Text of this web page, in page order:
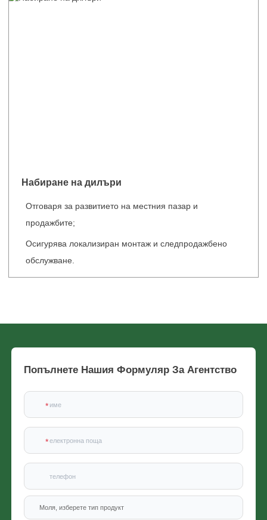
Набиране на дилъри
Отговаря за развитието на местния пазар и
продажбите;
Осигурява локализиран монтаж и следпродажбено
обслужване.
Попълнете Нашия Формуляр За Агентство
Моля, изберете тип продукт
Свържете се с нас
Ние сме тук, за да отговорим на вашите въпроси и да предоставим енергийните
решения, които най-добре отговарят на вашите нужди.